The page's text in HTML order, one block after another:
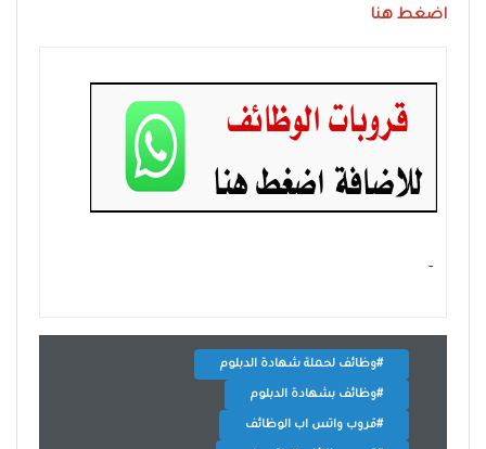
اضغط هنا
- ‏
#وظائف لحملة شهادة الدبلوم
#وظائف بشهادة الدبلوم
#قروب واتس اب الوظائف